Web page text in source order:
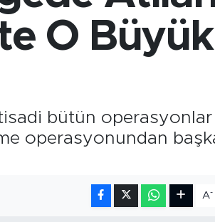
O Büyük
bütün operasyonlar
operasyonundan
A-